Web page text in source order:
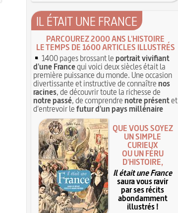
IL ÉTAIT UNE FRANCE
PARCOUREZ 2000 ANS L'HISTOIRE
LE TEMPS DE 1600 ARTICLES ILLUSTRÉS
1400 pages brossant leportrait vivifiant
d'une Francequi voici deux siècles était la
première puissance du monde. Une occasion
divertissante et instructive de connaîtrenos
racines, de découvrir toute la richesse de
notre passé, de comprendrenotre présentet
d'entrevoir lefutur d'un pays millénaire
QUE VOUS SOYEZ
UN SIMPLE
CURIEUX
OU UN FÉRU
D'HISTOIRE,
Il était une France
saura vous ravir
par ses récits
abondamment
illustrés !